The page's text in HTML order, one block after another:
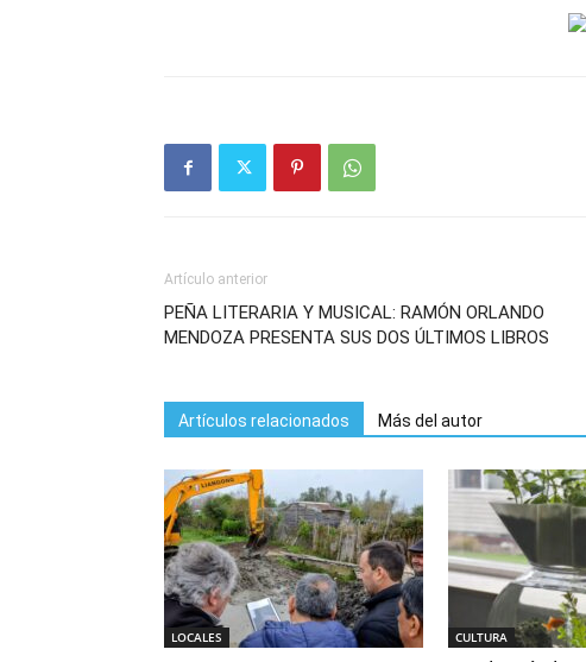
Artículo anterior
PEÑA LITERARIA Y MUSICAL: RAMÓN ORLANDO
MENDOZA PRESENTA SUS DOS ÚLTIMOS LIBROS
Artículos relacionados Más del autor
LOCALES CULTURA